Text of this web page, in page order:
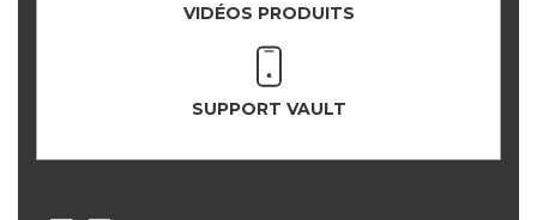
VIDÉOS PRODUITS
SUPPORT VAULT